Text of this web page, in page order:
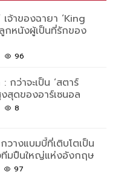
เจ้าของฉายา ‘King
กหนังผู้เป็นที่รักของ
96
กว่าจะเป็น ‘สตาร์
สุดของอาร์เซนอล
8
วางแบมบี้ที่เติบโตเป็น
มปืนใหญ่แห่งอังกฤษ
97